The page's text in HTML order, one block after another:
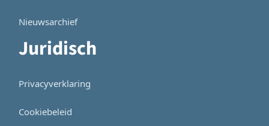
Nieuwsarchief
Juridisch
Privacyverklaring
Cookiebeleid